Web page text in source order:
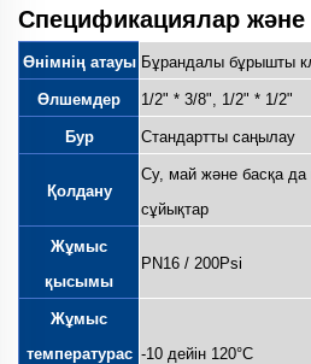
Спецификациялар және
Өнімнің атауы Бұрандалы бұрышты
Өлшемдер 1/2" * 3/8", 1/2" * 1/2"
Бур Стандартты саңылау
Қолдану
Су, май және басқа да
сұйықтар
Жұмыс
қысымы
PN16 / 200Psi
Жұмыс
температурас -10 дейін 120°C